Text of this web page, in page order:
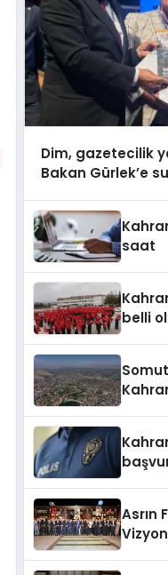
Dim, gazetecilik
Bakan Gürlek’e
saat
belli
Somut
Asrın